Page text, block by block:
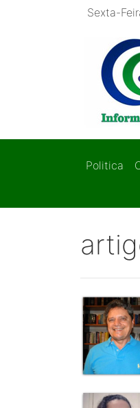
Sexta-
Politica